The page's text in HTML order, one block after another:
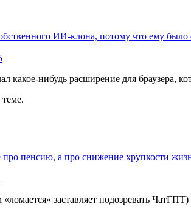
ИИ-клона, потому что ему
какое-нибудь расширение для браузера,
пенсию, а про снижение хрупкости
заставляет подозревать ЧатГПТ)